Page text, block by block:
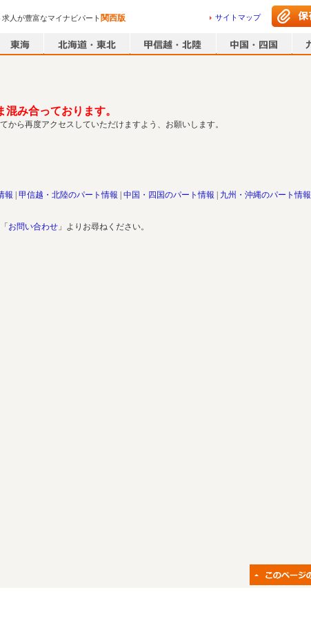
人が豊富なマイナビパート 関西版 サイトマップ
混み合っております。
から再度アクセスしていただけますよう、お願いします。
報 甲信越・北陸のパート情報 中国・四国のパート情報 九州・沖縄のパート情報
お問い合わせ 」よりお尋ねください。